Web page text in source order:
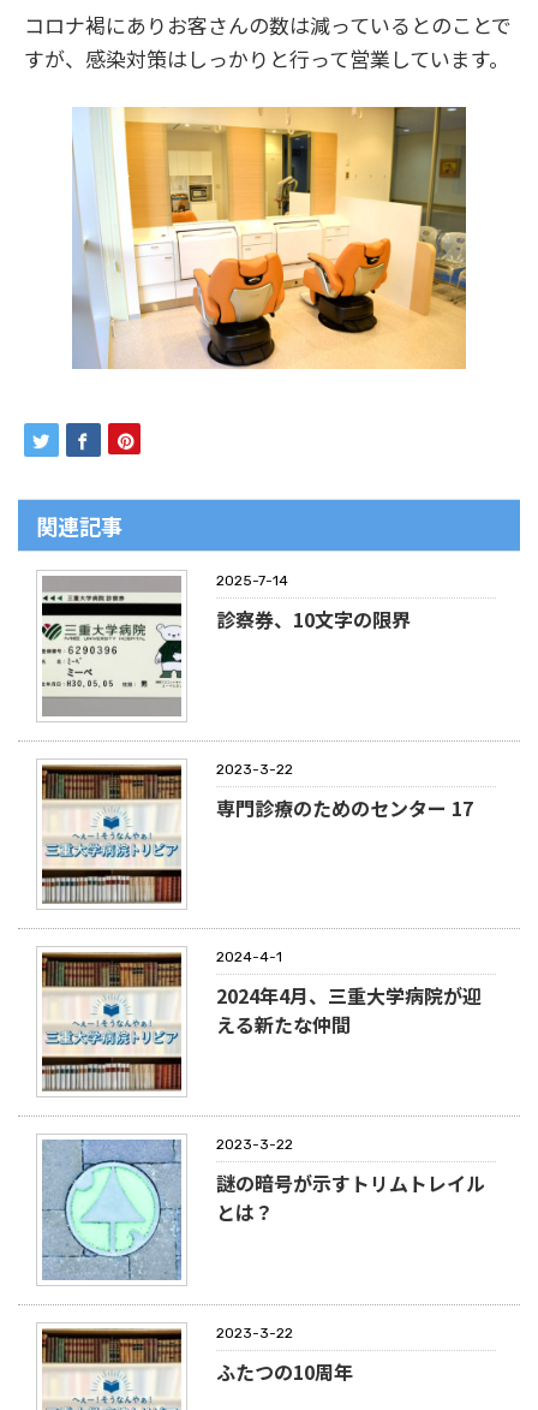
コロナ褐にありお客さんの数は減っているとのことで
すが、感染対策はしっかりと行って営業しています。
関連記事
2025-7-14
診察券、10文字の限界
2023-3-22
専門診療のためのセンター 17
2024-4-1
2024年4月、三重大学病院が迎
える新たな仲間
2023-3-22
謎の暗号が示すトリムトレイル
とは？
2023-3-22
ふたつの10周年